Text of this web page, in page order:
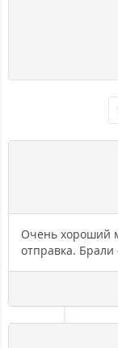
Очень хороший
отправка.